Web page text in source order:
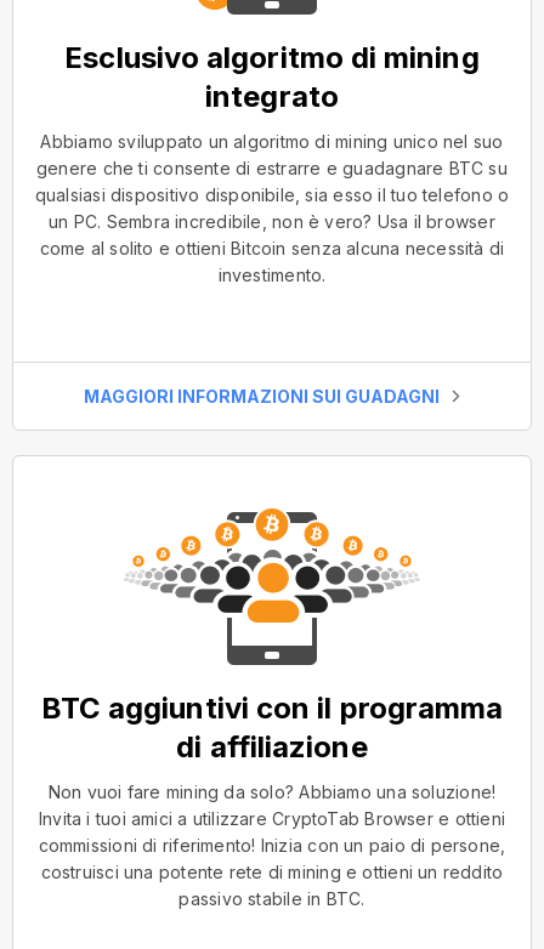
Esclusivo algoritmo di mining
integrato
Abbiamo sviluppato un algoritmo di mining unico nel suo
genere che ti consente di estrarre e guadagnare BTC su
qualsiasi dispositivo disponibile, sia esso il tuo telefono o
un PC. Sembra incredibile, non è vero? Usa il browser
come al solito e ottieni Bitcoin senza alcuna necessità di
investimento.
MAGGIORI INFORMAZIONI SUI GUADAGNI
BTC aggiuntivi con il programma
di affiliazione
Non vuoi fare mining da solo? Abbiamo una soluzione!
Invita i tuoi amici a utilizzare CryptoTab Browser e ottieni
commissioni di riferimento! Inizia con un paio di persone,
costruisci una potente rete di mining e ottieni un reddito
passivo stabile in BTC.